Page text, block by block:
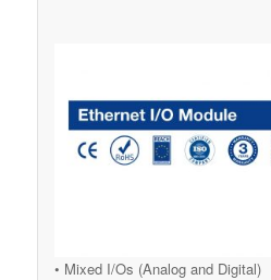
• Mixed I/Os (Analog and Digital)